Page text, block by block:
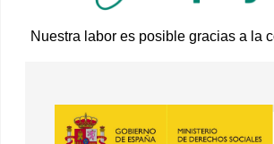
Nuestra labor es posible gracias a la